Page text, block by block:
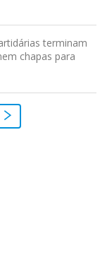
terminam
chapas para